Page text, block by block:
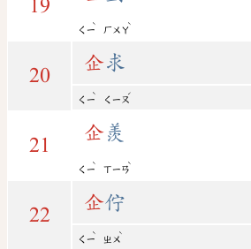
19
ㄑㄧ
ˋ
ㄏㄨㄚ
ˋ
20
企求
ㄑㄧ
ˋ
ㄑㄧㄡ
ˊ
21
企羨
ㄑㄧ
ˋ
ㄒㄧㄢ
ˋ
22
企佇
ㄑㄧ
ˋ
ㄓㄨ
ˋ